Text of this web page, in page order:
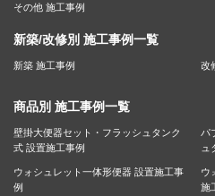
その他 施工事例
新築/改修別 施工事例一覧
新築 施工事例 改
商品別 施工事例一覧
壁掛大便器セット・フラッシュタンク
式 設置施工事例
パ
ュ
ウォシュレット一体形便器 設置施工事
例
ウ
施